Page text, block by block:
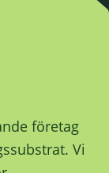
företag
Vi